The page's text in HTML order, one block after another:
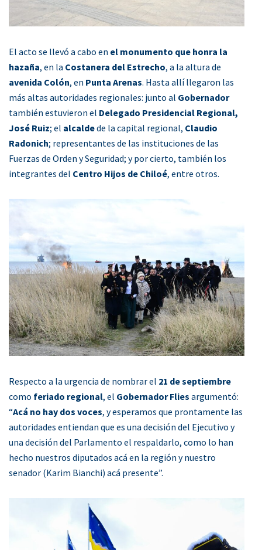
El acto se llevó a cabo en el monumento que honra la
hazaña, en la Costanera del Estrecho, a la altura de
avenida Colón, en Punta Arenas. Hasta allí llegaron las
más altas autoridades regionales: junto al Gobernador
también estuvieron el Delegado Presidencial Regional,
José Ruiz; el alcaldede la capital regional, Claudio
Radonich; representantes de las instituciones de las
Fuerzas de Orden y Seguridad; y por cierto, también los
integrantes del Centro Hijos de Chiloé, entre otros.
Respecto a la urgencia de nombrar el 21 de septiembre
como feriado regional, el Gobernador Flies argumentó:
“Acá no hay dos voces, y esperamos que prontamente las
autoridades entiendan que es una decisión del Ejecutivo y
una decisión del Parlamento el respaldarlo, como lo han
hecho nuestros diputados acá en la región y nuestro
senador (Karim Bianchi) acá presente”.